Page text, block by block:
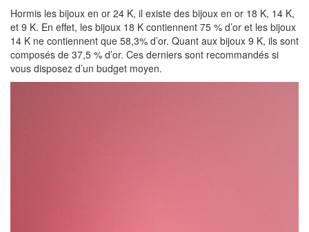
Hormis les bijoux en or 24 K, il existe des bijoux en or 18 K, 14 K,
et 9 K. En effet, les bijoux 18 K contiennent 75 % d’or et les bijoux
14 K ne contiennent que 58,3% d’or. Quant aux bijoux 9 K, ils sont
composés de 37,5 % d’or. Ces derniers sont recommandés si
vous disposez d’un budget moyen.